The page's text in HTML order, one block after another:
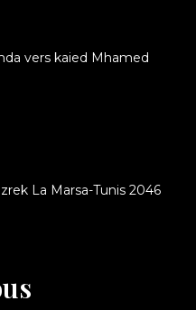
vers kaied Mhamed
La Marsa-Tunis 2046